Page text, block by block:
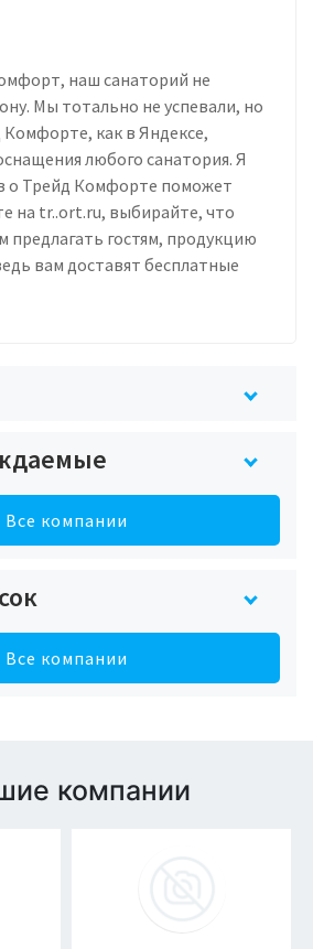
наш санаторий не
Мы тотально не успевали, но
Комфорте, как в Яндексе,
любого санатория. Я
о Трейд Комфорте поможет
на tr..ort.ru, выбирайте, что
предлагать гостям, продукцию
вам доставят бесплатные
Все компании
Все компании
компании